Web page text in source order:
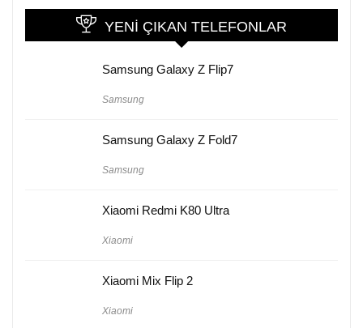
YENI ÇIKAN TELEFONLAR
Samsung Galaxy Z Flip7
Samsung
Samsung Galaxy Z Fold7
Samsung
Xiaomi Redmi K80 Ultra
Xiaomi
Xiaomi Mix Flip 2
Xiaomi